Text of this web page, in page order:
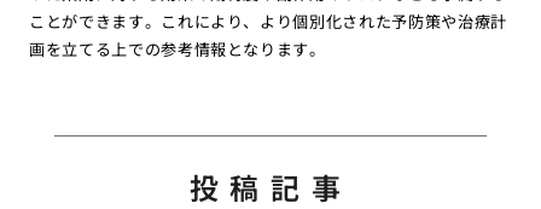
ことができます。これにより、より個別化された予防策や治療計
画を立てる上での参考情報となります。
投稿記事